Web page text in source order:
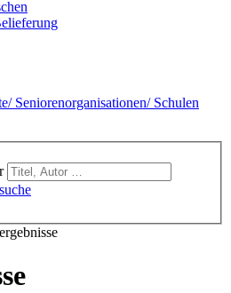
Seniorenorganisationen/ Schulen